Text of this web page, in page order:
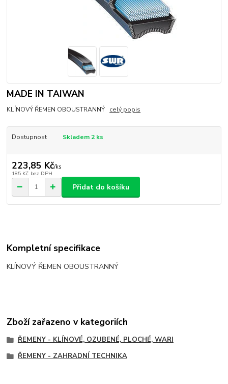
MADE IN TAIWAN
KLÍNOVÝ ŘEMEN OBOUSTRANNÝ celý popis
Dostupnost Skladem 2 ks
223,85 Kč/ks
185 Kč bez DPH
Přidat do košíku
Kompletní specifikace
KLÍNOVÝ ŘEMEN OBOUSTRANNÝ
Zboží zařazeno v kategoriích
ŘEMENY - KLÍNOVÉ, OZUBENÉ, PLOCHÉ, WARI
ŘEMENY - ZAHRADNÍ TECHNIKA